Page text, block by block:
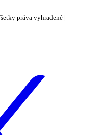
práva vyhradené |